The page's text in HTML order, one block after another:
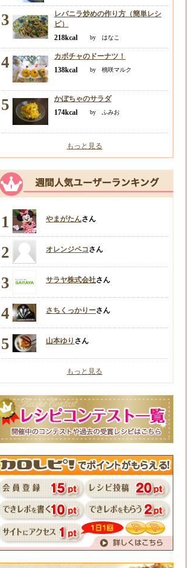
3
レバニラ炒めの作り方（簡単レシ
ピ）
218kcal
by はなこ
4
カボチャのドーナツ！
138kcal
by 桃咲マルク
5
かぼちゃのサラダ
174kcal
by ふみお
もっと見る
1 やまがたんさん
2 オレンジペコさん
3 サラヤ株式会社さん
4 さちくっかりーさん
5 山本ゆり さん
もっと見る